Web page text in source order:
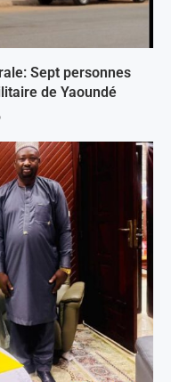
Sept personnes
de Yaoundé